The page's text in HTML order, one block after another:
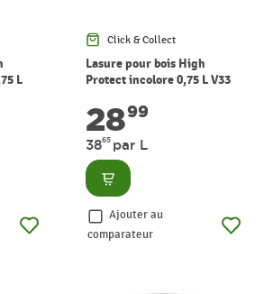
L
Click & Collect
Lasure pour bois High
Protect incolore 0,75 L V33
2899
3865 par L
Consulter
Ajouter au
comparateur